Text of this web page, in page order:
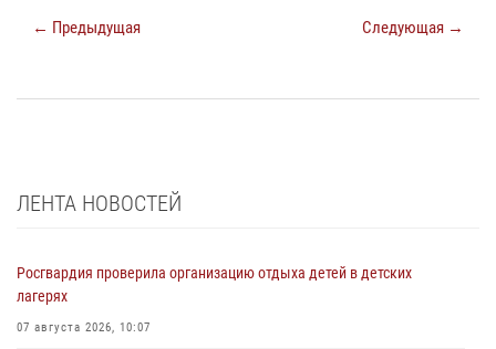
← Предыдущая Следующая →
ЛЕНТА НОВОСТЕЙ
Росгвардия проверила организацию отдыха детей в детских
лагерях
07 августа 2026, 10:07